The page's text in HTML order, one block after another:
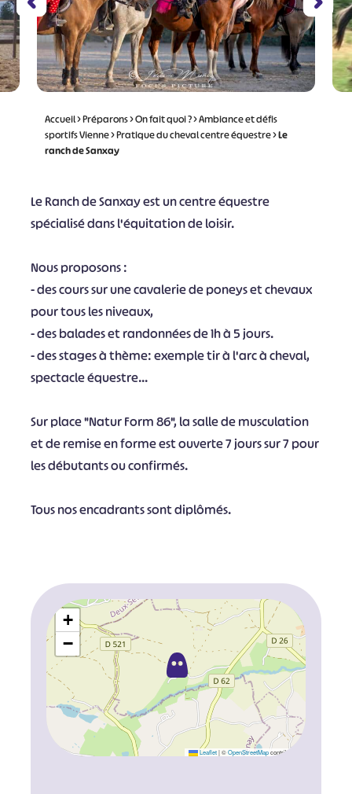
Accueil>Préparons>On fait quoi ?>Ambiance et défis
sportifs Vienne>Pratique du cheval centre équestre>Le
ranch de Sanxay
Le Ranch de Sanxay est un centre équestre
spécialisé dans l'équitation de loisir.
Nous proposons :
- des cours sur une cavalerie de poneys et chevaux
pour tous les niveaux,
- des balades et randonnées de 1h à 5 jours.
- des stages à thème: exemple tir à l'arc à cheval,
spectacle équestre...
Sur place "Natur Form 86", la salle de musculation
et de remise en forme est ouverte 7 jours sur 7 pour
les débutants ou confirmés.
Tous nos encadrants sont diplômés.
+
−
Leaflet |©OpenStreetMapcontributors